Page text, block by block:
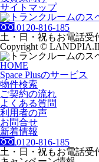
サイトマップ
0120-816-185
土・日・祝もお電話受
Copyright ©
HOME
Space Plusのサービス
物件検索
ご契約の流れ
よくある質問
利用者の声
お問合せ
新着情報
0120-816-185
土・日・祝もお電話受